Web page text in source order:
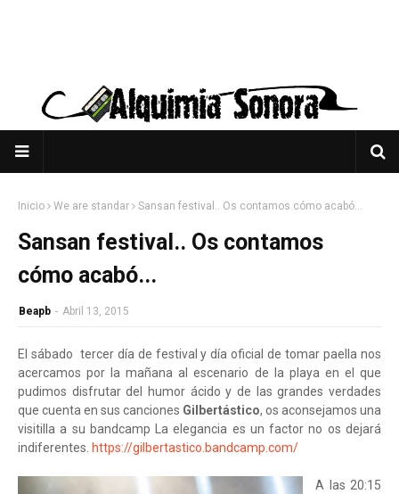
Inicio We are standar Sansan festival.. Os contamos cómo acabó...
Sansan festival.. Os contamos
cómo acabó...
Beapb - Abril 13, 2015
El sábado tercer día de festival y día oficial de tomar paella nos
acercamos por la mañana al escenario de la playa en el que
pudimos disfrutar del humor ácido y de las grandes verdades
que cuenta en sus canciones Gilbertástico, os aconsejamos una
visitilla a su bandcamp La elegancia es un factor no os dejará
indiferentes. https://gilbertastico.bandcamp.com/
A las 20:15